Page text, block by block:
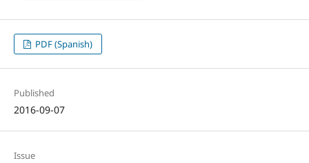
PDF (Spanish)
Published
2016-09-07
Issue